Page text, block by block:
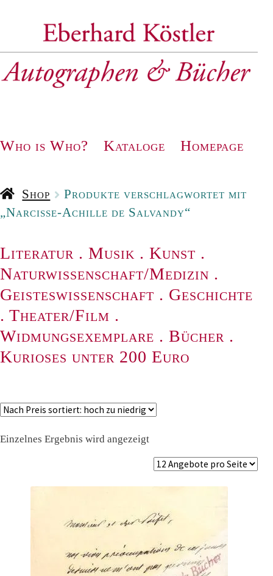
Navigation
Who is Who? Kataloge Homepage
Shop
Produkte verschlagwortet mit
„Narcisse-Achille de Salvandy“
Literatur . Musik . Kunst .
Naturwissenschaft/Medizin .
Geisteswissenschaft . Geschichte
. Theater/Film .
Widmungsexemplare . Bücher .
Kurioses unter 200 Euro
Einzelnes Ergebnis wird angezeigt